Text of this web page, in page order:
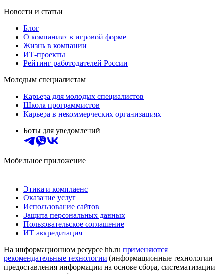
Новости и статьи
Блог
О компаниях в игровой форме
Жизнь в компании
ИТ-проекты
Рейтинг работодателей России
Молодым специалистам
Карьера для молодых специалистов
Школа программистов
Карьера в некоммерческих организациях
Боты для уведомлений
Мобильное приложение
Этика и комплаенс
Оказание услуг
Использование сайтов
Защита персональных данных
Пользовательское соглашение
ИТ аккредитация
На информационном ресурсе hh.ru применяются
рекомендательные технологии (информационные технологии
предоставления информации на основе сбора, систематизации